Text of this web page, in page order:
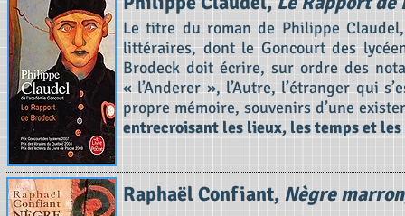
Le titre du roman de Philippe
littéraires, dont le Goncourt des
Brodeck doit écrire, sur ordre des
« l’Anderer », l’Autre, l’étranger qui
propre mémoire, souvenirs d’une
entrecroisant les lieux, les temps et
Raphaël Confiant, Nègre marron